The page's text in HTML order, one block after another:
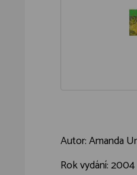
Autor: Amanda
Rok vydání: 2004